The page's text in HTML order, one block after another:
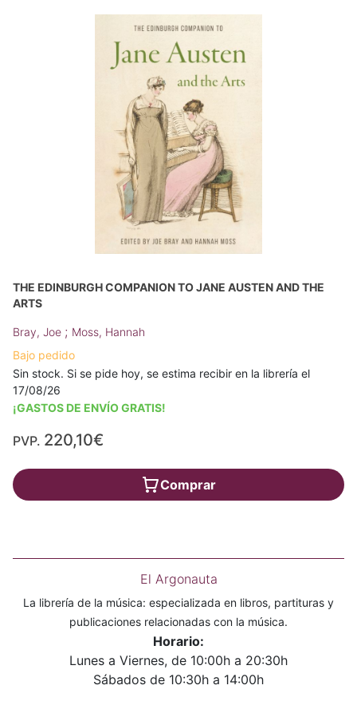
THE EDINBURGH COMPANION TO JANE AUSTEN AND THE
ARTS
Bray, Joe ; Moss, Hannah
Bajo pedido
Sin stock. Si se pide hoy, se estima recibir en la librería el
17/08/26
¡GASTOS DE ENVÍO GRATIS!
PVP. 220,10€
Comprar
El Argonauta
La librería de la música: especializada en libros, partituras y
publicaciones relacionadas con la música.
Horario:
Lunes a Viernes, de 10:00h a 20:30h
Sábados de 10:30h a 14:00h